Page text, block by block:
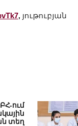
, յութուբյան
ում
տեղ